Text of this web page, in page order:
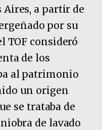
Aires, a partir de
por su
TOF consideró
de los
al patrimonio
un origen
se trataba de
de lavado